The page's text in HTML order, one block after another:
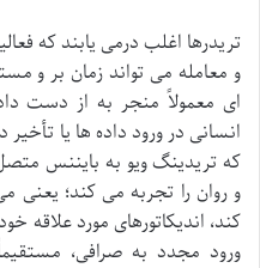
تریدرها اغلب درمی یابند که
و معامله می تواند زمان بر و
ای معمولاً منجر به از دست
انسانی در ورود داده ها یا
که تریدینگ ویو به بایننس
و روان را تجربه می کند؛ یعنی
کند، اندیکاتورهای مورد علاقه
ورود مجدد به صرافی،